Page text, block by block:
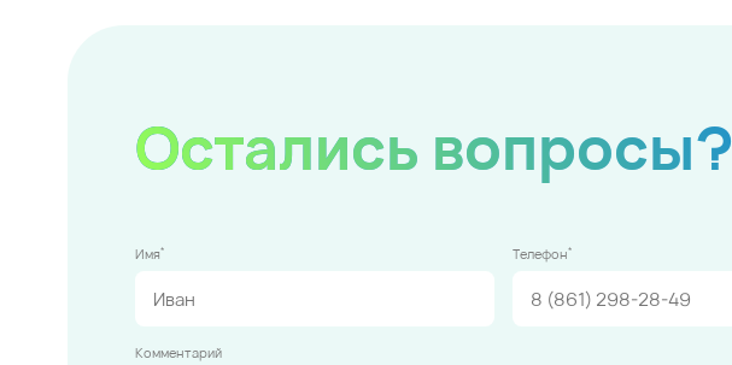
Остались вопросы?
Имя* Телефон*
Комментарий